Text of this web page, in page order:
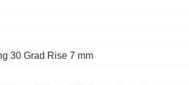
30 Grad Rise 7 mm